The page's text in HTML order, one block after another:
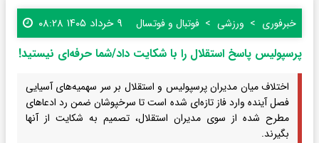
خبرفوری ورزشی فوتبال و فوتسال ۹ خرداد ۱۴۰۵ ۰۸:۲۸
پرسپولیس پاسخ استقلال را با شکایت داد/شما حرفه‌ای نیستید!
اختلاف میان مدیران پرسپولیس و استقلال بر سر سهمیه‌های آسیایی
فصل آینده وارد فاز تازه‌ای شده است تا سرخپوشان ضمن رد ادعاهای
مطرح شده از سوی مدیران استقلال، تصمیم به شکایت از آنها
بگیرند.